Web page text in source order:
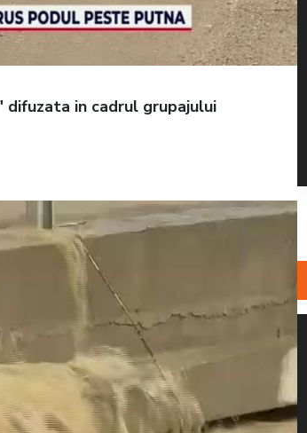
in cadrul grupajului